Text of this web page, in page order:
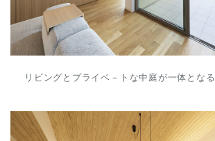
リビングとプライベ－トな中庭が一体となる